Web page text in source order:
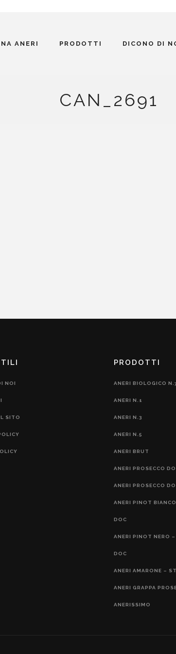
ANERI PRODOTTI DICONO DI
CAN_2691
NOI
SITO
PRODOTTI
ANERI BIOLOGICO
ANERI N.1
ANERI N.3
ANERI N.5
ANERI BRUT
ANERI PROSECCO
ANERI PROSECCO
ANERI PINOT
DOC
ANERI PINOT NERO
DOC
ANERI AMARONE –
ANERI GRAPPA
ANERISSIMO